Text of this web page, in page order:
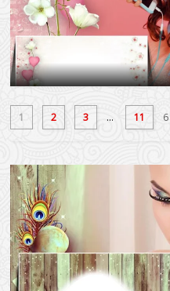
1 2 3 ... 11 6